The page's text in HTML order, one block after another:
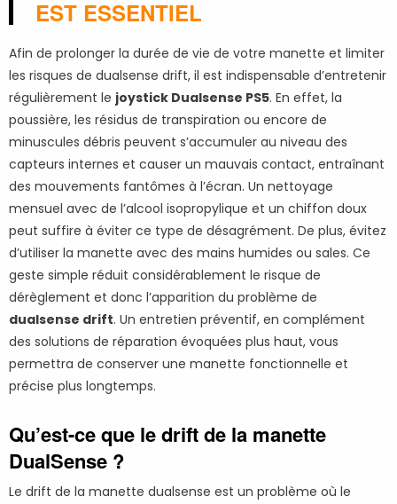
EST ESSENTIEL
Afin de prolonger la durée de vie de votre manette et limiter
les risques de dualsense drift, il est indispensable d’entretenir
régulièrement le joystick Dualsense PS5. En effet, la
poussière, les résidus de transpiration ou encore de
minuscules débris peuvent s’accumuler au niveau des
capteurs internes et causer un mauvais contact, entraînant
des mouvements fantômes à l’écran. Un nettoyage
mensuel avec de l’alcool isopropylique et un chiffon doux
peut suffire à éviter ce type de désagrément. De plus, évitez
d’utiliser la manette avec des mains humides ou sales. Ce
geste simple réduit considérablement le risque de
dérèglement et donc l’apparition du problème de
dualsense drift. Un entretien préventif, en complément
des solutions de réparation évoquées plus haut, vous
permettra de conserver une manette fonctionnelle et
précise plus longtemps.
Qu’est-ce que le drift de la manette
DualSense ?
Le drift de la manette dualsense est un problème où le